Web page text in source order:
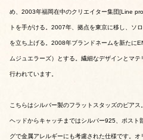
め、2003年福岡在中のクリエイター集団[Line
トを手がける。2007年、拠点を東京に移し、ソ
を立ち上げる。2008年ブランドネームを新たに
ムジュエラーズ）とする。繊細なデザインとマ
行われています。
こちらはシルバー製のフラットスタッズのピアス。
ヘッドからキャッチまではシルバー925、ポスト
グで金属アレルギーにも考慮された仕様です。